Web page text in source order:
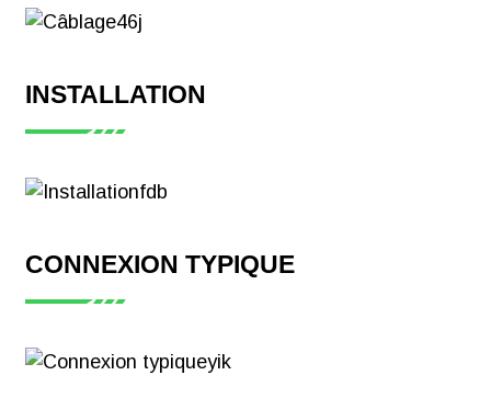
INSTALLATION
CONNEXION TYPIQUE